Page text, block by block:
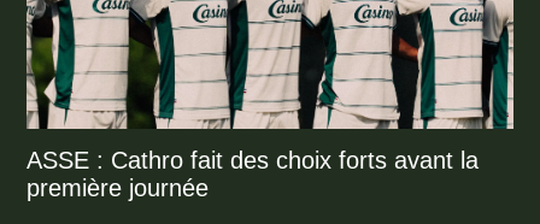
ASSE : Cathro fait des choix forts avant la
première journée